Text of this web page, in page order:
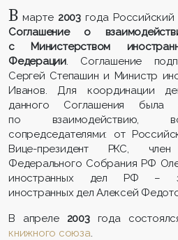
В марте 2003года
Соглашение о
с Министерством
Федерации. Соглашение
Сергей Степашин и Министр
Иванов. Для координации
данного Соглашения была
по взаимодействию,
сопредседателями: от
Вице-президент РКС,
Федерального Собрания РФ
иностранных дел РФ –
иностранных дел Алексей
В апреле 2003 года
книжного союза.